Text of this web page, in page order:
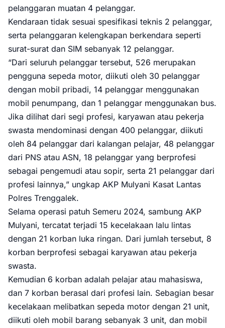
pelanggaran muatan 4 pelanggar.
Kendaraan tidak sesuai spesifikasi teknis 2 pelanggar,
serta pelanggaran kelengkapan berkendara seperti
surat-surat dan SIM sebanyak 12 pelanggar.
“Dari seluruh pelanggar tersebut, 526 merupakan
pengguna sepeda motor, diikuti oleh 30 pelanggar
dengan mobil pribadi, 14 pelanggar menggunakan
mobil penumpang, dan 1 pelanggar menggunakan bus.
Jika dilihat dari segi profesi, karyawan atau pekerja
swasta mendominasi dengan 400 pelanggar, diikuti
oleh 84 pelanggar dari kalangan pelajar, 48 pelanggar
dari PNS atau ASN, 18 pelanggar yang berprofesi
sebagai pengemudi atau sopir, serta 21 pelanggar dari
profesi lainnya,” ungkap AKP Mulyani Kasat Lantas
Polres Trenggalek.
Selama operasi patuh Semeru 2024, sambung AKP
Mulyani, tercatat terjadi 15 kecelakaan lalu lintas
dengan 21 korban luka ringan. Dari jumlah tersebut, 8
korban berprofesi sebagai karyawan atau pekerja
swasta.
Kemudian 6 korban adalah pelajar atau mahasiswa,
dan 7 korban berasal dari profesi lain. Sebagian besar
kecelakaan melibatkan sepeda motor dengan 21 unit,
diikuti oleh mobil barang sebanyak 3 unit, dan mobil